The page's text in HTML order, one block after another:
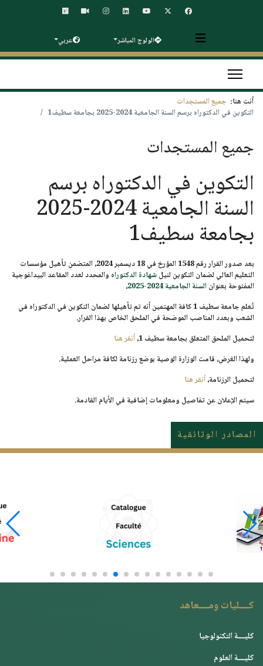
الولوج المباشر عربي
أنت هنا: جميع المستجدات
التكوين في الدكتوراه برسم السنة الجامعية 2024-2025 بجامعة سطيف1
جميع المستجدات
التكوين في الدكتوراه برسم
السنة الجامعية 2024-2025
بجامعة سطيف1
بعد صدور القرار رقم 1548 المؤرخ في 18 ديسمبر 2024
، المتضمن تأهيل مؤسسات
التعليم العالي لضمان التكوين لنيلشهادة الدكتوراه والمحدد لعدد المقاعد البيداغوجية
المفتوحة بعنوانالسنة الجامعية 2024-2025
،
تُعلم جامعة سطيف 1 كافة المهتمين أنه تم تأهيلها لضمان التكوين في الدكتوراه في
الشعب وبعدد المناصب الموضحة في الملحق الخاص بهذا القرار.
لتحميل الملحق المتعلق بجامعة سطيف 1،
أنقر هنا
ولهذا الغرض، قامت الوزارة الوصية بوضع رزنامة لكافة مراحل العملية.
لتحميل الرزنامة،أنقر هنا
سيتم الإعلان عن تفاصيل ومعلومات إضافية في الأيام القادمة.
المصادر الوثائقية
كــــليات ومــــعاهد
كليــــة التكنولوجيا
كليــــة العلوم